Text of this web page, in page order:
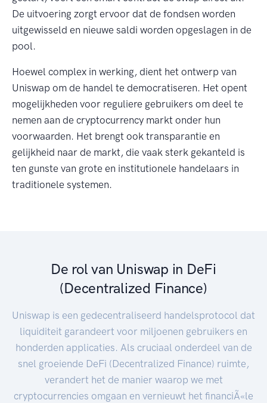
De uitvoering zorgt ervoor dat de fondsen worden
uitgewisseld en nieuwe saldi worden opgeslagen in de
pool.
Hoewel complex in werking, dient het ontwerp van
Uniswap om de handel te democratiseren. Het opent
mogelijkheden voor reguliere gebruikers om deel te
nemen aan de cryptocurrency markt onder hun
voorwaarden. Het brengt ook transparantie en
gelijkheid naar de markt, die vaak sterk gekanteld is
ten gunste van grote en institutionele handelaars in
traditionele systemen.
De rol van Uniswap in DeFi
(Decentralized Finance)
Uniswap is een gedecentraliseerd handelsprotocol dat
liquiditeit garandeert voor miljoenen gebruikers en
honderden applicaties. Als cruciaal onderdeel van de
snel groeiende DeFi (Decentralized Finance) ruimte,
verandert het de manier waarop we met
cryptocurrencies omgaan en vernieuwt het financiÃ«le